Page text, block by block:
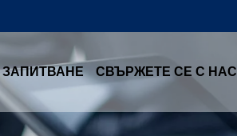
ЗАПИТВАНЕ СВЪРЖЕТЕ СЕ С НАС